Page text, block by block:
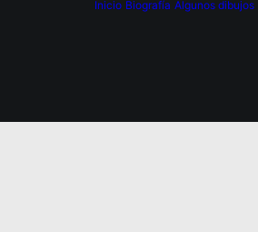
Inicio Biografía Algunos dibujos